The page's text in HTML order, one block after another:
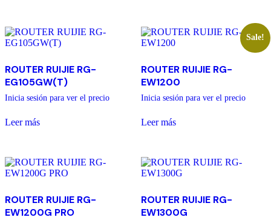
ROUTER RUIJIE RG-
EG105GW(T)
Inicia sesión para ver el precio
Leer más
Sale!
ROUTER RUIJIE RG-
EW1200
Inicia sesión para ver el precio
Leer más
ROUTER RUIJIE RG-
EW1200G PRO
ROUTER RUIJIE RG-
EW1300G